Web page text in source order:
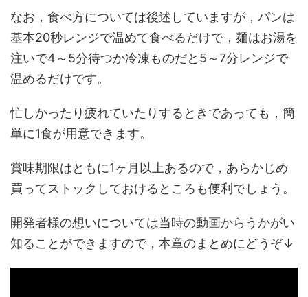
なお，食べ方については後述していますが，パンは
基本20秒レンジで温めて食べるだけで，麺はお湯を
注いで4～5分待つか冷凍ものだと5～7分レンジで
温めるだけです。
忙しかったり疲れていたりするときであっても，簡
単に1食が用意できます。
賞味期限はともに1ヶ月以上あるので，あらかじめ
買ってストックしておけるところも便利でしょう。
開発者様の想いについては当時の動画からうかがい
知ることができますので，本章のまとめにどうぞ↓